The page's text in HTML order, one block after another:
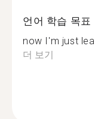
언어 학습 목표
now I'm just
더 보기